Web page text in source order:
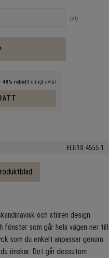
st
40% rabatt enligt avtal
ELU18-4555-1
och stilren design.
som går hela vägen ner till
som du enkelt anpassar genom
önskar. Det går dessutom